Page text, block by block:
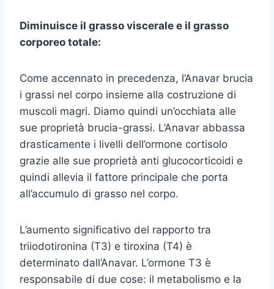
Diminuisce il grasso viscerale e il grasso
corporeo totale:
Come accennato in precedenza, l’Anavar brucia
i grassi nel corpo insieme alla costruzione di
muscoli magri. Diamo quindi un’occhiata alle
sue proprietà brucia-grassi. L’Anavar abbassa
drasticamente i livelli dell’ormone cortisolo
grazie alle sue proprietà anti glucocorticoidi e
quindi allevia il fattore principale che porta
all’accumulo di grasso nel corpo.
L’aumento significativo del rapporto tra
triiodotironina (T3) e tiroxina (T4) è
determinato dall’Anavar. L’ormone T3 è
responsabile di due cose: il metabolismo e la